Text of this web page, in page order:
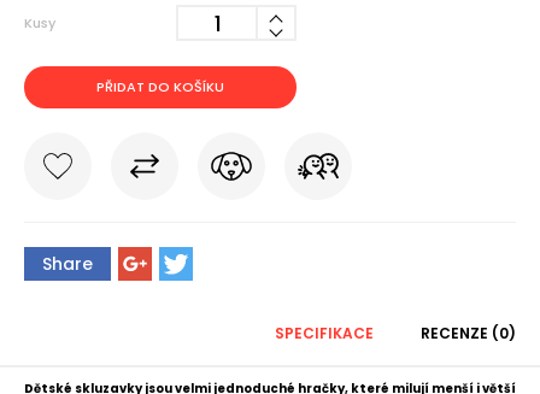
Kusy
PŘIDAT DO KOŠÍKU
Share
SPECIFIKACE RECENZE (0)
Dětské skluzavky jsou velmi jednoduché hračky, které milují menší i větší